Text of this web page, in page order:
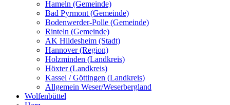
Hameln (Gemeinde)
Bad Pyrmont (Gemeinde)
Bodenwerder-Polle (Gemeinde)
Rinteln (Gemeinde)
AK Hildesheim (Stadt)
Hannover (Region)
Holzminden (Landkreis)
Höxter (Landkreis)
Kassel / Göttingen (Landkreis)
Allgemein Weser/Weserbergland
Wolfenbüttel